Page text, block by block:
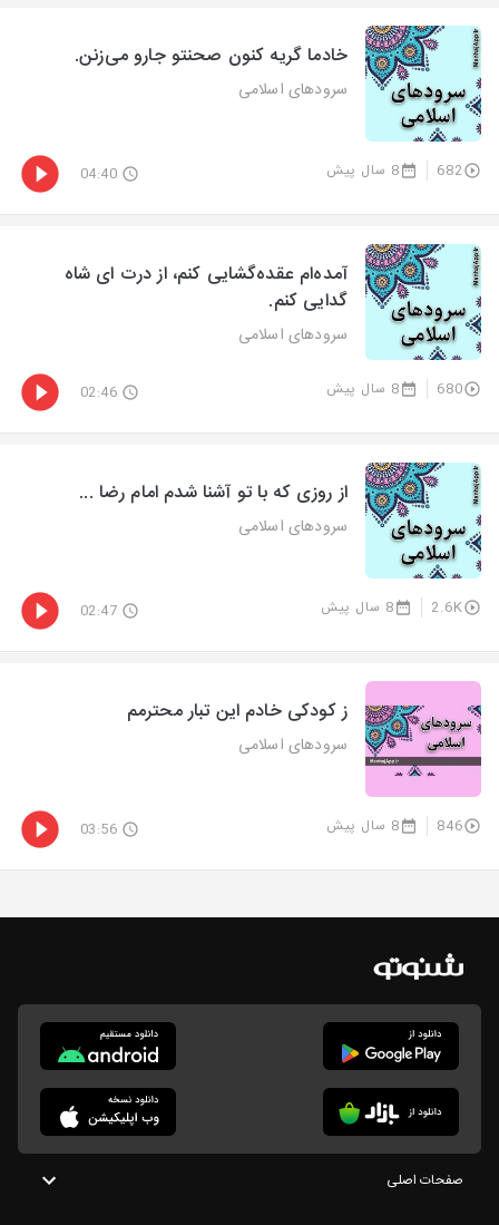
خادما گریه کنون صحنتو جارو می‌زنن.
سرودهای اسلامی
682 8 سال پیش 04:40
آمده‌ام عقده‌گشایی کنم، از درت ای شاه
گدایی کنم.
سرودهای اسلامی
680 8 سال پیش 02:46
از روزی که با تو آشنا شدم امام رضا ...
سرودهای اسلامی
2.6K 8 سال پیش 02:47
ز کودکی خادم این تبار محترمم
سرودهای اسلامی
846 8 سال پیش 03:56
صفحات اصلی